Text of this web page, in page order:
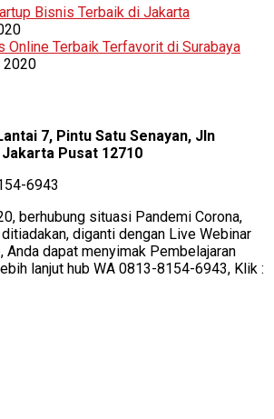
Bisnis Terbaik di Jakarta
Online Terbaik Terfavorit di Surabaya
2020
7, Pintu Satu Senayan, Jln
Pusat 12710
6943
berhubung situasi Pandemi Corona,
diganti dengan Live Webinar
Anda dapat menyimak Pembelajaran
lanjut hub WA 0813-8154-6943, Klik :